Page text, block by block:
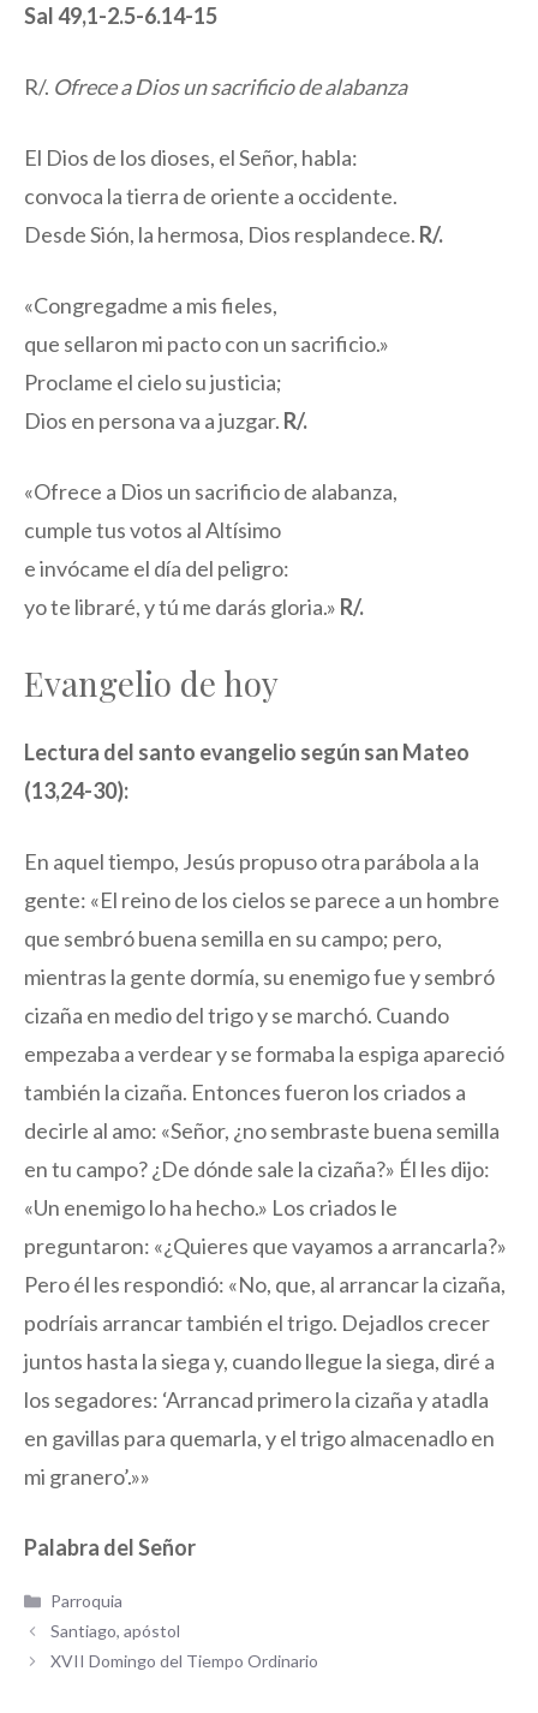
Sal 49,1-2.5-6.14-15
R/. Ofrece a Dios un sacrificio de alabanza
El Dios de los dioses, el Señor, habla:
convoca la tierra de oriente a occidente.
Desde Sión, la hermosa, Dios resplandece. R/.
«Congregadme a mis fieles,
que sellaron mi pacto con un sacrificio.»
Proclame el cielo su justicia;
Dios en persona va a juzgar. R/.
«Ofrece a Dios un sacrificio de alabanza,
cumple tus votos al Altísimo
e invócame el día del peligro:
yo te libraré, y tú me darás gloria.» R/.
Evangelio de hoy
Lectura del santo evangelio según san Mateo
(13,24-30):
En aquel tiempo, Jesús propuso otra parábola a la
gente: «El reino de los cielos se parece a un hombre
que sembró buena semilla en su campo; pero,
mientras la gente dormía, su enemigo fue y sembró
cizaña en medio del trigo y se marchó. Cuando
empezaba a verdear y se formaba la espiga apareció
también la cizaña. Entonces fueron los criados a
decirle al amo: «Señor, ¿no sembraste buena semilla
en tu campo? ¿De dónde sale la cizaña?» Él les dijo:
«Un enemigo lo ha hecho.» Los criados le
preguntaron: «¿Quieres que vayamos a arrancarla?»
Pero él les respondió: «No, que, al arrancar la cizaña,
podríais arrancar también el trigo. Dejadlos crecer
juntos hasta la siega y, cuando llegue la siega, diré a
los segadores: ‘Arrancad primero la cizaña y atadla
en gavillas para quemarla, y el trigo almacenadlo en
mi granero’.»»
Palabra del Señor
Categorías
Parroquia
Santiago, apóstol
XVII Domingo del Tiempo Ordinario